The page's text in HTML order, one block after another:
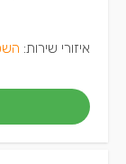
איזורי שירות: